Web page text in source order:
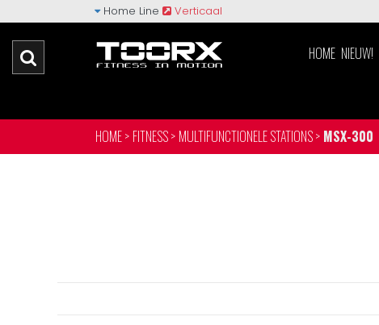
Home Line Verticaal
HOME NIEUW!
HOME > FITNESS > MULTIFUNCTIONELE STATIONS > MSX-300